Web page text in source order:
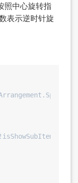
照中心旋转指
表示逆时针旋